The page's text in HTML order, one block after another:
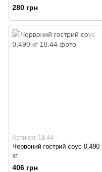
280 грн
Артикул: 18.44
Червоний гострий соус 0,490
кг
406 грн